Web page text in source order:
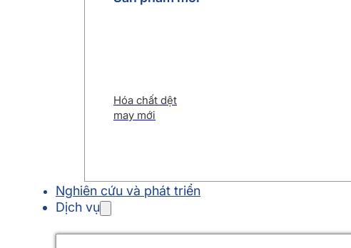
Hóa chất dệt
may mới
Nghiên cứu và phát triển
Dịch vụ